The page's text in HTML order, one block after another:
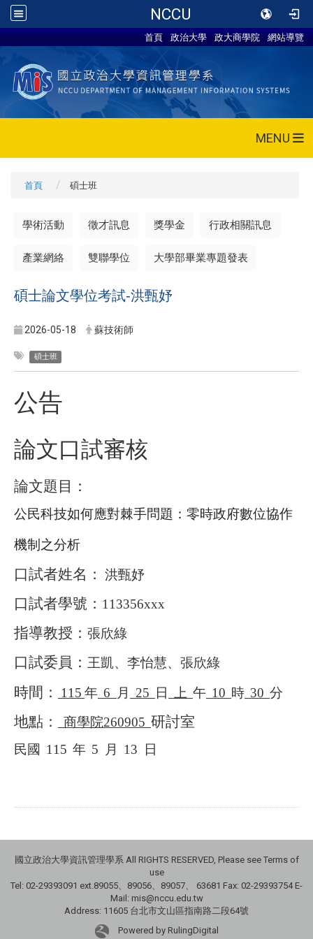
NCCU
首頁 政治大學 政大商學院 網站導覽
MENU
首頁 碩士班
學術活動 徵才訊息 獎學金 行政相關訊息
產業網絡 雙聯學位 大學部畢業專題發表
碩士論文學位考試-洪甄妤
2026-05-18 蘇技術師
碩士班
公告
論文口試審核
論文題目：
公民科技如何應對棘手問題：零時政府數位協作
機制之分析
口試者姓名： 洪甄妤
口試者學號： 113356xxx
指導教授： 張欣綠
口試委員： 王凱、李怡慧、張欣綠
時間： 115 年 6 月 25 日 上 午 10 時 30 分
地點： 商學院260905 研討室
民國 115 年 5 月 13 日
國立政治大學資訊管理學系 All RIGHTS RESERVED, Please see Terms of
use
Tel: 02-29393091 ext.89055、89056、89057、
63681 Fax: 02-29393754 E-
Mail: mis@nccu.edu.tw
Address: 11605 台北市文山區指南路二段64號
Powered by RulingDigital